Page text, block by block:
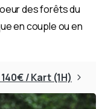
des forêts du
en couple ou en
/ Kart (1H)